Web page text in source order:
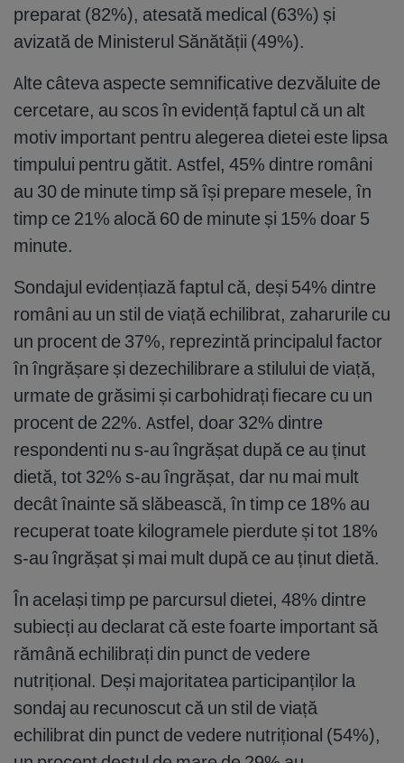
preparat (82%), atesată medical (63%) și
avizată de Ministerul Sănătății (49%).
Alte câteva aspecte semnificative dezvăluite de
cercetare, au scos în evidență faptul că un alt
motiv important pentru alegerea dietei este lipsa
timpului pentru gătit. Astfel, 45% dintre români
au 30 de minute timp să își prepare mesele, în
timp ce 21% alocă 60 de minute și 15% doar 5
minute.
Sondajul evidențiază faptul că, deși 54% dintre
români au un stil de viață echilibrat, zaharurile cu
un procent de 37%, reprezintă principalul factor
în îngrășare și dezechilibrare a stilului de viață,
urmate de grăsimi și carbohidrați fiecare cu un
procent de 22%. Astfel, doar 32% dintre
respondenti nu s-au îngrășat după ce au ținut
dietă, tot 32% s-au îngrășat, dar nu mai mult
decât înainte să slăbească, în timp ce 18% au
recuperat toate kilogramele pierdute și tot 18%
s-au îngrășat și mai mult după ce au ținut dietă.
În același timp pe parcursul dietei, 48% dintre
subiecți au declarat că este foarte important să
rămână echilibrați din punct de vedere
nutrițional. Deși majoritatea participanților la
sondaj au recunoscut că un stil de viață
echilibrat din punct de vedere nutrițional (54%),